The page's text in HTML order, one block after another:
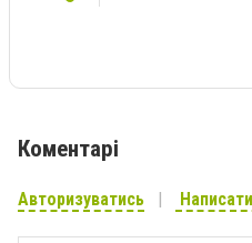
Коментарі
Авторизуватись